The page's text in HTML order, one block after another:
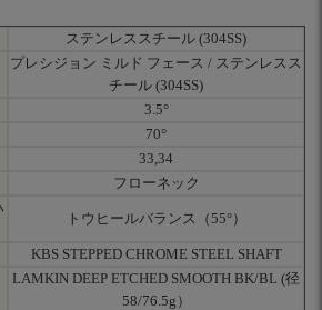
ステンレススチール (304SS)
プレシジョン ミルド フェース / ステンレスス
チール (304SS)
3.5°
70°
33,34
フローネック
トウヒールバランス（55°）
KBS STEPPED CHROME STEEL SHAFT
LAMKIN DEEP ETCHED SMOOTH BK/BL (径
58/76.5g）